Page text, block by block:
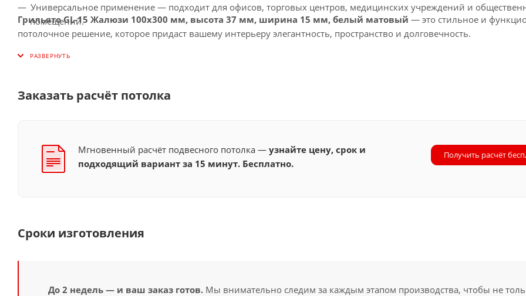
Универсальное применение — подходит для офисов, торговых центров, медицинских учреждений и
помещений.
Грильято GL-15 Жалюзи 100x300 мм, высота 37 мм, ширина 15 мм, белый матовый — это стильное и
потолочное решение, которое придаст вашему интерьеру элегантность, пространство и долговечность.
Заказать расчёт потолка
Мгновенный расчёт подвесного потолка —узнайте цену, срок и
подходящий вариант за 15 минут. Бесплатно.
Получить расчёт
Сроки изготовления
До 2 недель — и ваш заказ готов. Мы внимательно следим за каждым этапом производства, чтобы не